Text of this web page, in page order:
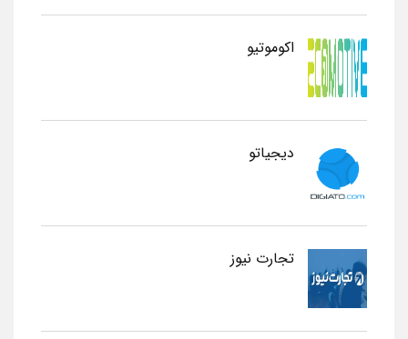
اکوموتیو
دیجیاتو
تجارت نیوز